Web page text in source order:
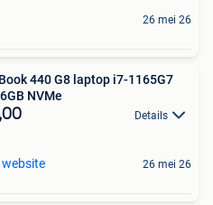
26 mei 26
440 G8 laptop i7-1165G7
NVMe
Details
website 26 mei 26